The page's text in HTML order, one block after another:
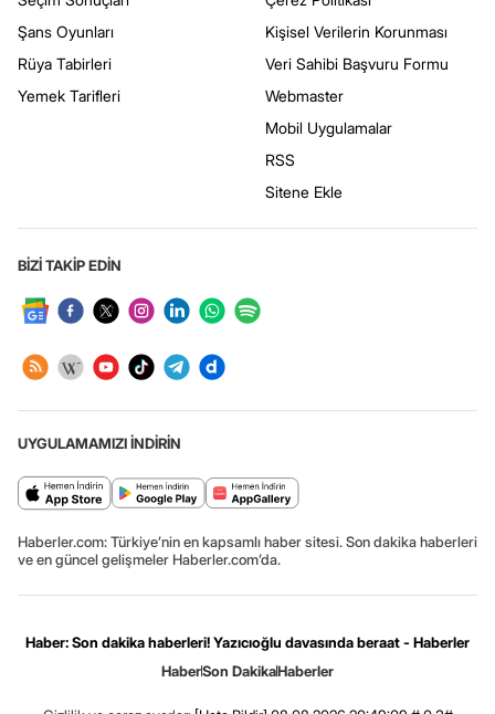
Şans Oyunları
Rüya Tabirleri
Yemek Tarifleri
Kişisel Verilerin Korunması
Veri Sahibi Başvuru Formu
Webmaster
Mobil Uygulamalar
RSS
Sitene Ekle
BİZİ TAKİP EDİN
UYGULAMAMIZI İNDİRİN
Haberler.com: Türkiye’nin en kapsamlı haber sitesi. Son dakika haberleri
ve en güncel gelişmeler Haberler.com’da.
Haber: Son dakika haberleri! Yazıcıoğlu davasında beraat - Haberler
HaberSon DakikaHaberler